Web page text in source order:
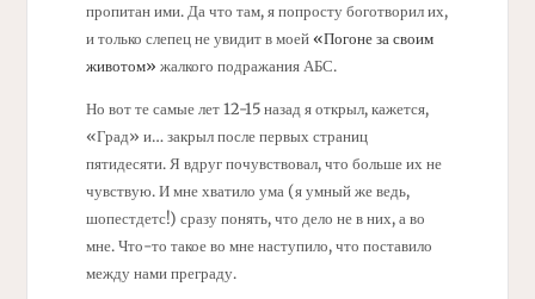
пропитан ими. Да что там, я попросту боготворил их,
и только слепец не увидит в моей«Погоне за своим
животом» жалкого подражания АБС.
Но вот те самые лет 12-15 назад я открыл, кажется,
«Град» и… закрыл после первых страниц
пятидесяти. Я вдруг почувствовал, что больше их не
чувствую. И мне хватило ума (я умный же ведь,
шопестдетс!) сразу понять, что дело не в них, а во
мне. Что-то такое во мне наступило, что поставило
между нами преграду.